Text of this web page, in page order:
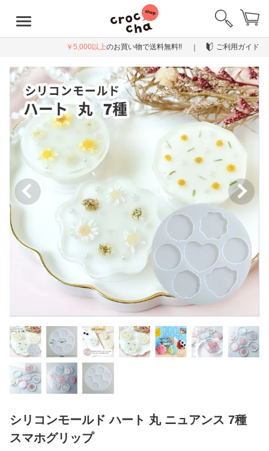
￥5,000以上のお買い物で送料無料!! ご利用ガイド
シリコンモールド ハート 丸 ニュアンス 7種
スマホグリップ